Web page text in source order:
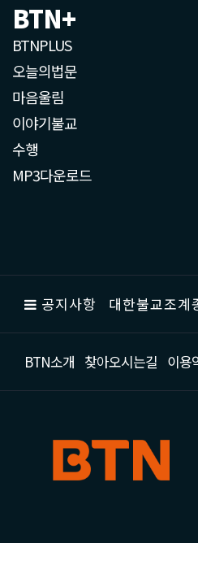
BTN+
BTNPLUS
오늘의법문
마음울림
이야기불교
수행
MP3다운로드
공지사항 대한불교조계
BTN소개 찾아오시는길 이용